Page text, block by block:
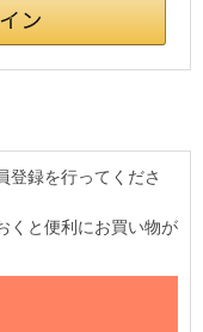
登録を行ってくださ
くと便利にお買い物が